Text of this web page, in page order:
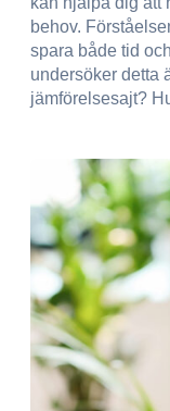
behov.
spara både tid
undersöker detta
jämförelsesajt?